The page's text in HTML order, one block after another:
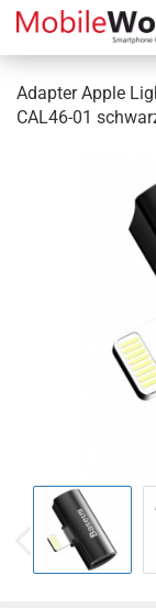
Adapter Apple
CAL46-01